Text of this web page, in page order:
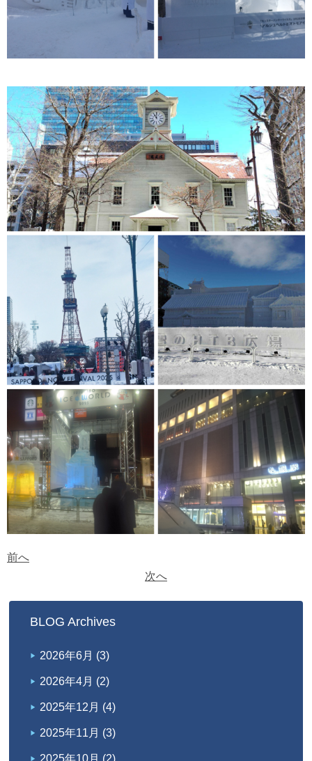
前へ
次へ
BLOG Archives
2026年6月 (3)
2026年4月 (2)
2025年12月 (4)
2025年11月 (3)
2025年10月 (2)